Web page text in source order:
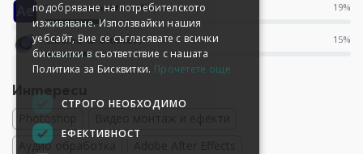
Тайните на After Effects 19%
Cinema 4D Ultimate 15%
Интереси
Photoshop
Аудио обработка
подобряване на потребителското
изживяване. Използвайки нашия
уебсайт, Вие се съгласявате с всички
бисквитки в съответствие с нашата
Политика за Бисквитки. Прочетете още
СТРОГО НЕОБХОДИМО
ЕФЕКТИВНОСТ